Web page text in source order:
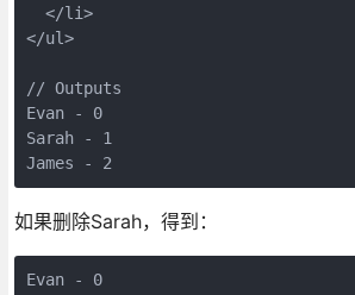
  </li>
</ul>
// Outputs
Evan - 0
Sarah - 1
如果删除Sarah，得到：
Evan - 0